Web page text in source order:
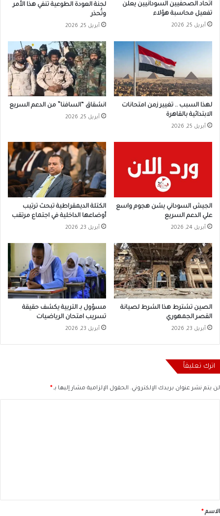
اتحاد الصحفيين السودانيين يعلن
تفعيل محاسبة هؤلاء
أبريل 25, 2026
لجنة العودة الطوعية تنفي هذا الأمر
وتُحذر
أبريل 25, 2026
لهذا السبب .. تغيير زمن امتحانات
الابتدائية بالقاهرة
أبريل 25, 2026
انشقاق “السافنا” من الدعم السريع
أبريل 25, 2026
الجيش السوداني يشن هجوم واسع
علي الدعم السريع
أبريل 24, 2026
الكتلة الديمقراطية تبحث ترتيب
أوضاعها الداخلية في اجتماع مرتقب
أبريل 23, 2026
الصين تشترط هذا الشرط لصيانة
القصر الجمهوري
أبريل 23, 2026
مسؤول بـ التربية يكشف حقيقة
تسريب امتحان الرياضيات
أبريل 23, 2026
اترك تعليقاً
لن يتم نشر عنوان بريدك الإلكتروني. الحقول الإلزامية مشار إليها بـ *
*الاسم *